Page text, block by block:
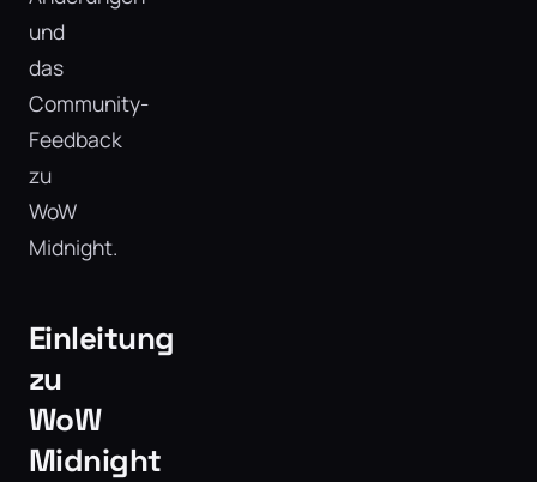
und
das
Community-
Feedback
zu
WoW
Midnight.
Einleitung
zu
WoW
Midnight